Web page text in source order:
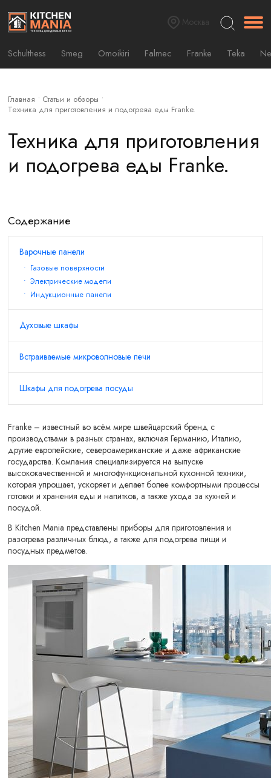
Москва
Schulthess Smeg Omoikiri Falmec Franke Teka
Главная
Статьи и обзоры
Техника для приготовления и подогрева еды Franke.
Техника для приготовления
и подогрева еды Franke.
Содержание
Варочные панели
Газовые поверхности
Электрические модели
Индукционные панели
Духовые шкафы
Встраиваемые микроволновые печи
Шкафы для подогрева посуды
Franke – известный во всём мире швейцарский бренд с
производствами в разных странах, включая Германию, Италию,
другие европейские, североамериканские и даже африканские
государства. Компания специализируется на выпуске
высококачественной и многофункциональной кухонной техники,
которая упрощает, ускоряет и делает более комфортными процессы
готовки и хранения еды и напитков, а также ухода за кухней и
посудой.
В Kitchen Mania представлены приборы для приготовления и
разогрева различных блюд, а также для подогрева пищи и
посудных предметов.